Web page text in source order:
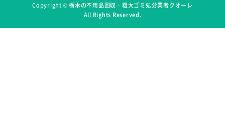
Copyright ©栃木の不用品回収・粗大ゴミ処分業者クオーレ
All Rights Reserved.